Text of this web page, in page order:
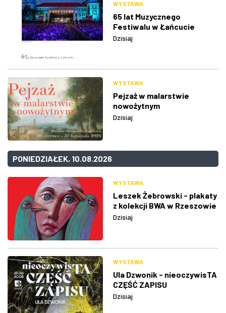
WYSTAWA
65 lat Muzycznego
Festiwalu w Łańcucie
Dzisiaj
WYSTAWA
Pejzaż w malarstwie
nowożytnym
Dzisiaj
PONIEDZIAŁEK, 10.08.2026
WYSTAWA
Leszek Żebrowski - plakaty
z kolekcji BWA w Rzeszowie
Dzisiaj
WYSTAWA
Ula Dzwonik - nieoczywisTA
CZĘŚĆ ZAPISU
Dzisiaj